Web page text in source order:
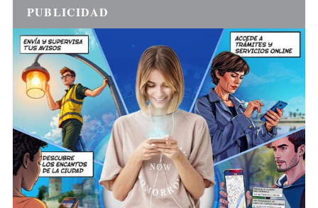
PUBLICIDAD